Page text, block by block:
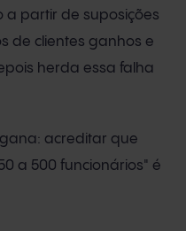
a partir de suposições
de clientes ganhos e
herda essa falha
acreditar que
a 500 funcionários" é